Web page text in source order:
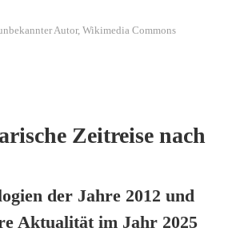
Autor, Wikimedia Commons
Zeitreise nach
der Jahre 2012 und
Aktualität im Jahr 2025